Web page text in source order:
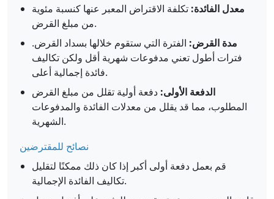
معدل الفائدة: تكلفة الاقتراض المعبر عنها كنسبة مئوية
من مبلغ القرض.
مدة القرض: الفترة التي ستقوم خلالها بسداد القرض.
فترات أطول تعني مدفوعات شهرية أقل ولكن تكاليف
فائدة إجمالية أعلى.
الدفعة الأولى: دفعة أولية تقلل من مبلغ القرض
المطلوب، مما قد يقلل من معدلات الفائدة والمدفوعات
الشهرية.
نصائح للمقترضين
قم بعمل دفعة أولى أكبر إذا كان ذلك ممكنًا لتقليل
تكاليف الفائدة الإجمالية.